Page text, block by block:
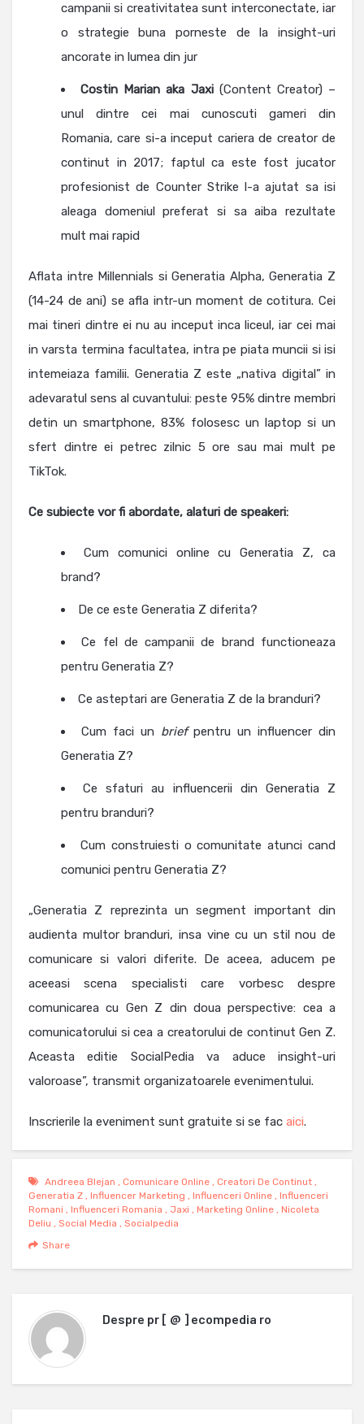
campanii si creativitatea sunt interconectate, iar
o strategie buna porneste de la insight-uri
ancorate in lumea din jur
Costin Marian aka Jaxi(Content Creator) –
unul dintre cei mai cunoscuti gameri din
Romania, care si-a inceput cariera de creator de
continut in 2017; faptul ca este fost jucator
profesionist de Counter Strike l-a ajutat sa isi
aleaga domeniul preferat si sa aiba rezultate
mult mai rapid
Aflata intre Millennials si Generatia Alpha, Generatia Z
(14-24 de ani) se afla intr-un moment de cotitura. Cei
mai tineri dintre ei nu au inceput inca liceul, iar cei mai
in varsta termina facultatea, intra pe piata muncii si isi
intemeiaza familii. Generatia Z este „nativa digital” in
adevaratul sens al cuvantului: peste 95% dintre membri
detin un smartphone, 83% folosesc un laptop si un
sfert dintre ei petrec zilnic 5 ore sau mai mult pe
TikTok.
Ce subiecte vor fi abordate, alaturi de speakeri:
Cum comunici online cu Generatia Z, ca
brand?
De ce este Generatia Z diferita?
Ce fel de campanii de brand functioneaza
pentru Generatia Z?
Ce asteptari are Generatia Z de la branduri?
Cum faci un briefpentru un influencer din
Generatia Z?
Ce sfaturi au influencerii din Generatia Z
pentru branduri?
Cum construiesti o comunitate atunci cand
comunici pentru Generatia Z?
„Generatia Z reprezinta un segment important din
audienta multor branduri, insa vine cu un stil nou de
comunicare si valori diferite. De aceea, aducem pe
aceeasi scena specialisti care vorbesc despre
comunicarea cu Gen Z din doua perspective: cea a
comunicatorului si cea a creatorului de continut Gen Z.
Aceasta editie SocialPedia va aduce insight-uri
valoroase”, transmit organizatoarele evenimentului.
Inscrierile la eveniment sunt gratuite si se fac aici.
Andreea Blejan , Comunicare Online , Creatori De Continut ,
Generatia Z , Influencer Marketing , Influenceri Online , Influenceri
Romani , Influenceri Romania , Jaxi , Marketing Online , Nicoleta
Deliu , Social Media , Socialpedia
Share
Despre pr [ @ ] ecompedia ro